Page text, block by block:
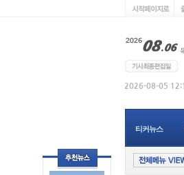
티커뉴스